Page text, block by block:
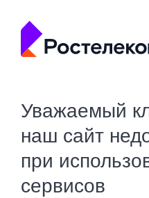
Уважаемый
наш сайт
при
сервисов